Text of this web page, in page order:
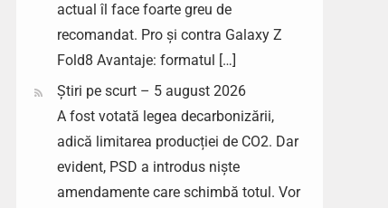
actual îl face foarte greu de
recomandat. Pro și contra Galaxy Z
Fold8 Avantaje: formatul […]
Știri pe scurt – 5 august 2026
A fost votată legea decarbonizării,
adică limitarea producției de CO2. Dar
evident, PSD a introdus niște
amendamente care schimbă totul. Vor